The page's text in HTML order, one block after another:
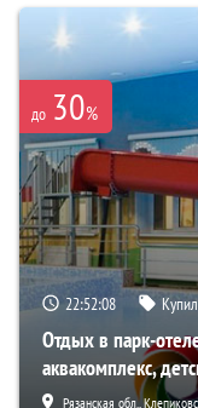
до 30%
22:52:06
Отдых в парк-
аквакомплекс,
Рязанская обл.,